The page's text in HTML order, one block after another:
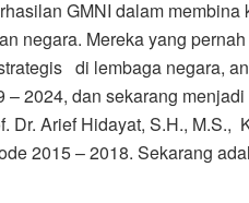
GMNI dalam membina
negara. Mereka yang
di lembaga negara,
2024, dan sekarang
Dr. Arief Hidayat, S.H., M.S.,
2015 – 2018. Sekarang